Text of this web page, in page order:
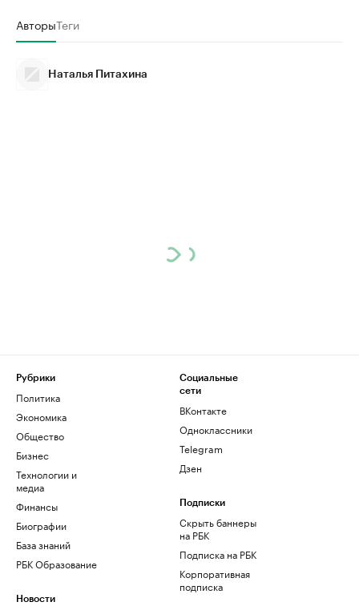
АвторыТеги
Наталья Питахина
Рубрики
Политика
Экономика
Общество
Бизнес
Технологии и
медиа
Финансы
Биографии
База знаний
РБК Образование
Новости
Социальные
сети
ВКонтакте
Одноклассники
Telegram
Дзен
Подписки
Скрыть баннеры
на РБК
Подписка на РБК
Корпоративная
подписка